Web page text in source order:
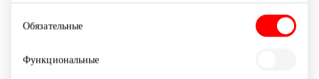
согласия
Обязательные
Функциональные
SOLISUN